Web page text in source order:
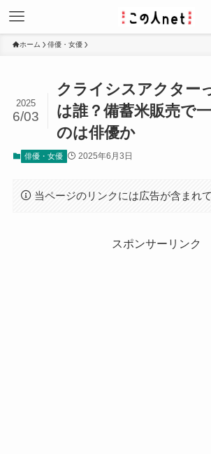
ホーム 俳優・女優
クライシスアクター
は誰？備蓄米販売で
のは俳優か
2025
6/03
俳優・女優 2025年6月3日
当ページのリンクには広告が含まれて
スポンサーリンク